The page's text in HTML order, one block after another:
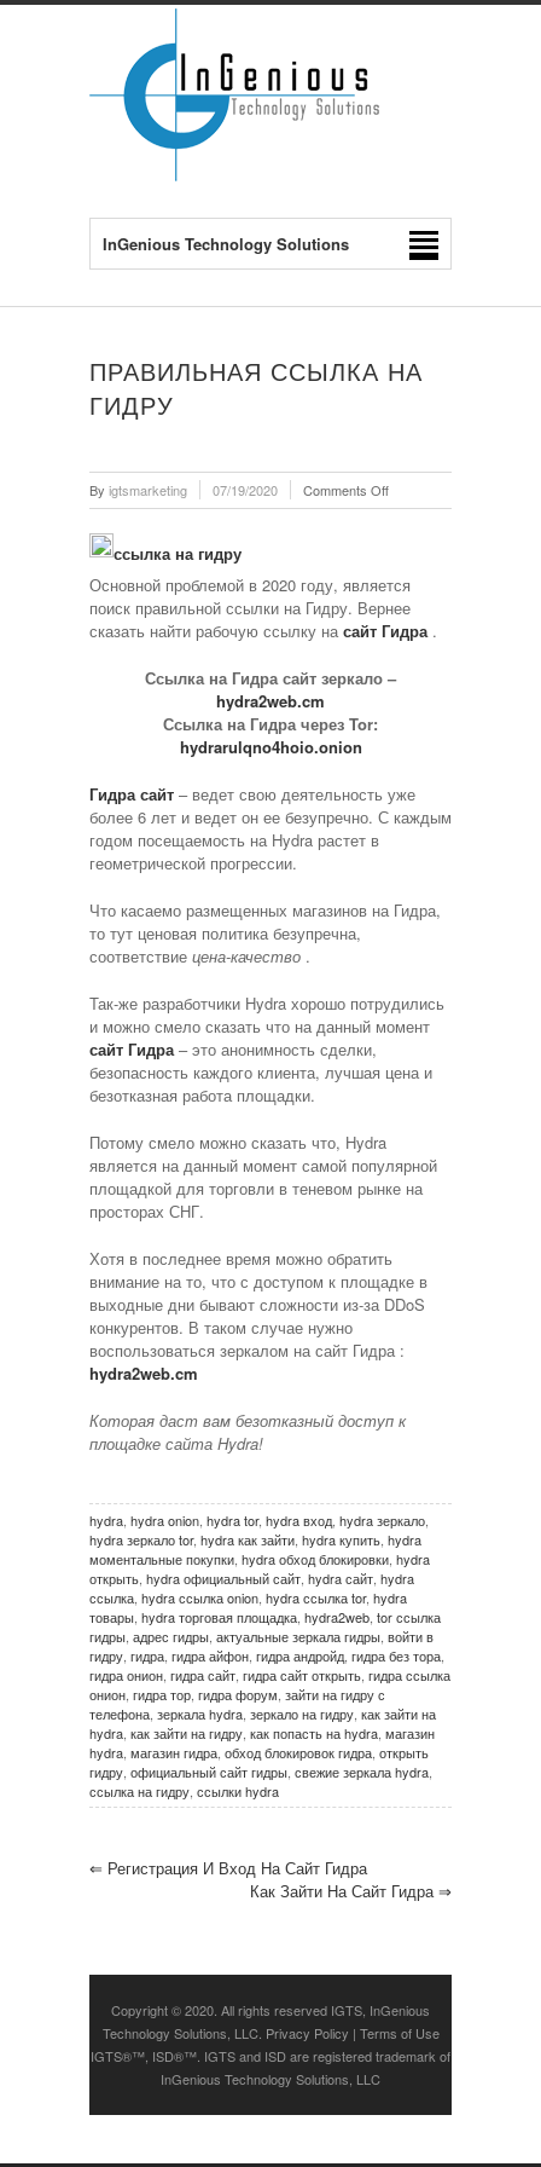
InGenious Technology Solutions
ПРАВИЛЬНАЯ ССЫЛКА НА
ГИДРУ
By igtsmarketing 07/19/2020 Comments Offon
Правильная
Гидру
ссылка на гидру
Основной проблемой в 2020 году, является
поиск правильной ссылки на Гидру. Вернее
сказать найти рабочую ссылку насайт Гидра.
Ссылка на Гидра сайт зеркало –
hydra2web.cm
Ссылка на Гидра через Tor:
hydrarulqno4hoio.onion
Гидра сайт – ведет свою деятельность уже
более 6 лет и ведет он ее безупречно. С каждым
годом посещаемость на Hydra растет в
геометрической прогрессии.
Что касаемо размещенных магазинов на Гидра,
то тут ценовая политика безупречна,
соответствие цена-качество .
Так-же разработчики Hydra хорошо потрудились
и можно смело сказать что на данный момент
сайт Гидра– это анонимность сделки,
безопасность каждого клиента, лучшая цена и
безотказная работа площадки.
Потому смело можно сказать что, Hydra
является на данный момент самой популярной
площадкой для торговли в теневом рынке на
просторах СНГ.
Хотя в последнее время можно обратить
внимание на то, что с доступом к площадке в
выходные дни бывают сложности из-за DDoS
конкурентов. В таком случае нужно
воспользоваться зеркалом на сайт Гидра :
hydra2web.cm
Которая даст вам безотказный доступ к
площадке сайта Hydra!
hydra hydra onion hydra tor, hydra вход hydra зеркало
hydra зеркало tor, hydra как зайти hydra купить hydra
моментальные покупки hydra обход блокировки hydra
открыть hydra официальный сайт hydra сайт hydra
ссылка hydra ссылка onion hydra ссылка tor, hydra
товары hydra торговая площадка hydra2web tor ссылка
гидры адрес гидры актуальные зеркала гидры войти в
гидру гидра гидра айфон гидра андройд гидра без тора
гидра онион гидра сайт гидра сайт открыть гидра ссылка
онион гидра тор гидра форум зайти на гидру с
телефона зеркала hydra зеркало на гидру как зайти на
hydra как зайти на гидру как попасть на hydra магазин
hydra магазин гидра обход блокировок гидра открыть
гидру официальный сайт гидры свежие зеркала hydra
ссылка на гидру ссылки hydra
⇐ Регистрация И Вход На Сайт Гидра
Как Зайти На Сайт Гидра⇒
Copyright © 2020. All rights reserved IGTS, InGenious
Technology Solutions, LLC. Privacy Policy | Terms of Use
IGTS®™, ISD®™. IGTS and ISD are registered trademark of
InGenious Technology Solutions, LLC